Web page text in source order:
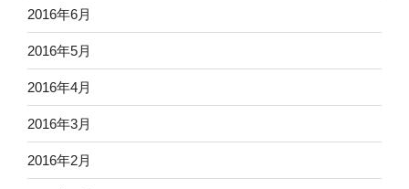
2016年6月
2016年5月
2016年4月
2016年3月
2016年2月